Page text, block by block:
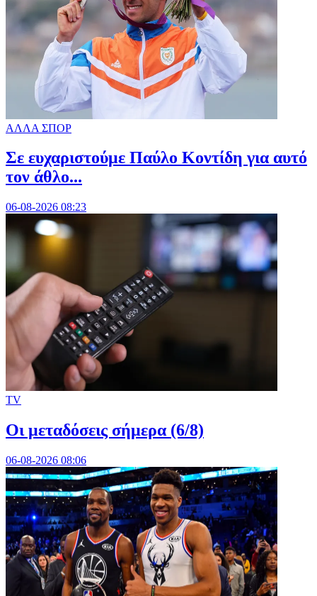
ΑΛΛΑ ΣΠΟΡ
Σε ευχαριστούμε Παύλο Κοντίδη για αυτό
τον άθλο...
06-08-2026 08:23
TV
Οι μεταδόσεις σήμερα (6/8)
06-08-2026 08:06